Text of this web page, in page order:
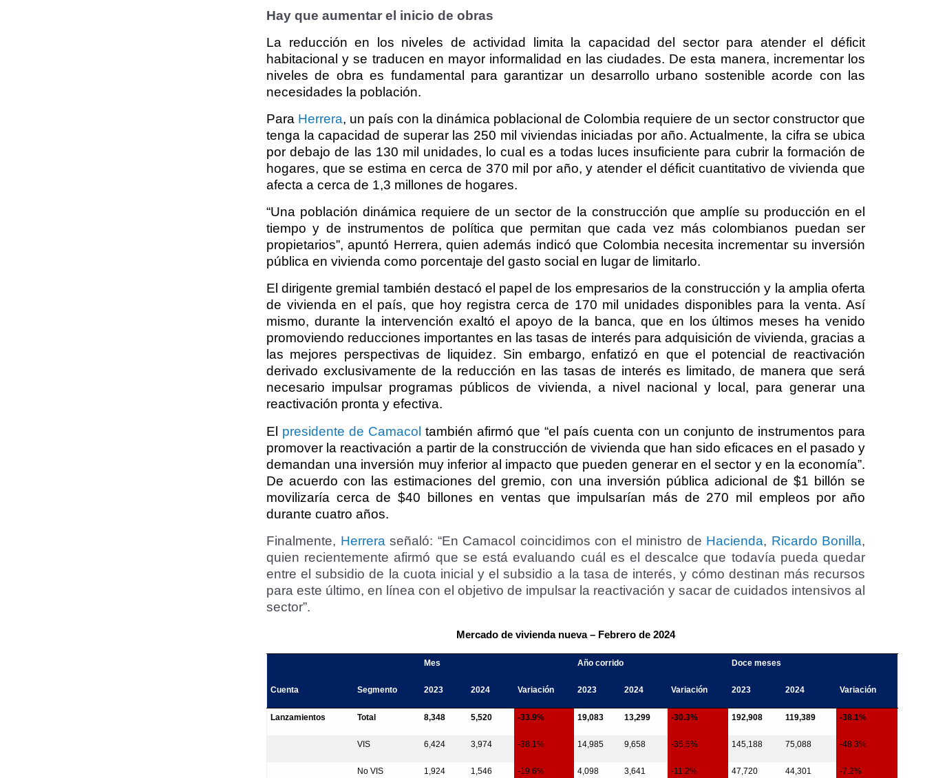
Hay que aumentar el inicio de obras
La reducción en los niveles de actividad limita la capacidad del sector para atender el déficit
habitacional y se traducen en mayor informalidad en las ciudades. De esta manera, incrementar los
niveles de obra es fundamental para garantizar un desarrollo urbano sostenible acorde con las
necesidades la población.
Para Herrera, un país con la dinámica poblacional de Colombia requiere de un sector constructor que
tenga la capacidad de superar las 250 mil viviendas iniciadas por año. Actualmente, la cifra se ubica
por debajo de las 130 mil unidades, lo cual es a todas luces insuficiente para cubrir la formación de
hogares, que se estima en cerca de 370 mil por año, y atender el déficit cuantitativo de vivienda que
afecta a cerca de 1,3 millones de hogares.
“Una población dinámica requiere de un sector de la construcción que amplíe su producción en el
tiempo y de instrumentos de política que permitan que cada vez más colombianos puedan ser
propietarios”, apuntó Herrera, quien además indicó que Colombia necesita incrementar su inversión
pública en vivienda como porcentaje del gasto social en lugar de limitarlo.
El dirigente gremial también destacó el papel de los empresarios de la construcción y la amplia oferta
de vivienda en el país, que hoy registra cerca de 170 mil unidades disponibles para la venta. Así
mismo, durante la intervención exaltó el apoyo de la banca, que en los últimos meses ha venido
promoviendo reducciones importantes en las tasas de interés para adquisición de vivienda, gracias a
las mejores perspectivas de liquidez. Sin embargo, enfatizó en que el potencial de reactivación
derivado exclusivamente de la reducción en las tasas de interés es limitado, de manera que será
necesario impulsar programas públicos de vivienda, a nivel nacional y local, para generar una
reactivación pronta y efectiva.
El presidente de Camacol también afirmó que “el país cuenta con un conjunto de instrumentos para
promover la reactivación a partir de la construcción de vivienda que han sido eficaces en el pasado y
demandan una inversión muy inferior al impacto que pueden generar en el sector y en la economía”.
De acuerdo con las estimaciones del gremio, con una inversión pública adicional de $1 billón se
movilizaría cerca de $40 billones en ventas que impulsarían más de 270 mil empleos por año
durante cuatro años.
Finalmente, Herrera señaló: “En Camacol coincidimos con el ministro de Hacienda, Ricardo Bonilla,
quien recientemente afirmó que se está evaluando cuál es el descalce que todavía pueda quedar
entre el subsidio de la cuota inicial y el subsidio a la tasa de interés, y cómo destinan más recursos
para este último, en línea con el objetivo de impulsar la reactivación y sacar de cuidados intensivos al
sector”.
Mercado de vivienda nueva – Febrero de 2024
Mes Año corrido Doce meses
Cuenta Segmento 2023 2024 Variación 2023 2024 Variación 2023 2024 Variación
Lanzamientos Total 8,348 5,520 -33.9% 19,083 13,299 -30.3% 192,908 119,389 -38.1%
VIS 6,424 3,974 -38.1% 14,985 9,658 -35.5% 145,188 75,088 -48.3%
No VIS 1,924 1,546 -19.6% 4,098 3,641 -11.2% 47,720 44,301 -7.2%